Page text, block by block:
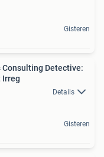
Gisteren
Consulting Detective:
Irreg
Details
Gisteren